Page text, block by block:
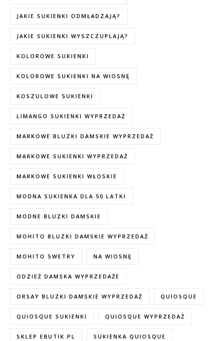
JAKIE SUKIENKI ODMŁADZAJĄ?
JAKIE SUKIENKI WYSZCZUPLAJĄ?
KOLOROWE SUKIENKI
KOLOROWE SUKIENKI NA WIOSNĘ
KOSZULOWE SUKIENKI
LIMANGO SUKIENKI WYPRZEDAŻ
MARKOWE BLUZKI DAMSKIE WYPRZEDAŻ
MARKOWE SUKIENKI WYPRZEDAŻ
MARKOWE SUKIENKI WŁOSKIE
MODNA SUKIENKA DLA 50 LATKI
MODNE BLUZKI DAMSKIE
MOHITO BLUZKI DAMSKIE WYPRZEDAŻ
MOHITO SWETRY NA WIOSNĘ
ODZIEŻ DAMSKA WYPRZEDAŻE
ORSAY BLUZKI DAMSKIE WYPRZEDAŻ QUIOSQUE
QUIOSQUE SUKIENKI QUIOSQUE WYPRZEDAŻ
SKLEP EBUTIK.PL SUKIENKA QUIOSQUE